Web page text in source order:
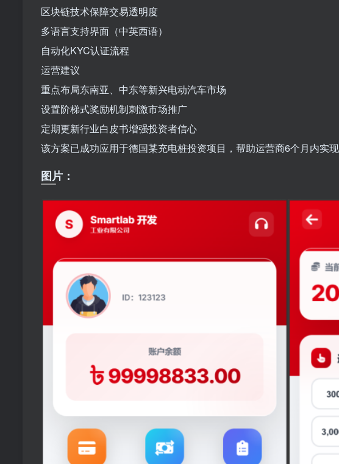
区块链技术保障交易透明度
多语言支持界面（中英西语）
自动化KYC认证流程
运营建议
重点布局东南亚、中东等新兴电动汽车市场
设置阶梯式奖励机制刺激市场推广
定期更新行业白皮书增强投资者信心
该方案已成功应用于德国某充电桩投资项目，帮助运营商6个月内实
图片：